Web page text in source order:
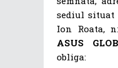
sediul situat
Ion Roata,
ASUS
obliga: